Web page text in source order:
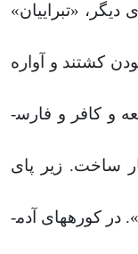
دیگر، «تبراییان»
کشتند و آواره
و کافر و فارس­
ساخت. زیر پای
در کوره­های آدم­